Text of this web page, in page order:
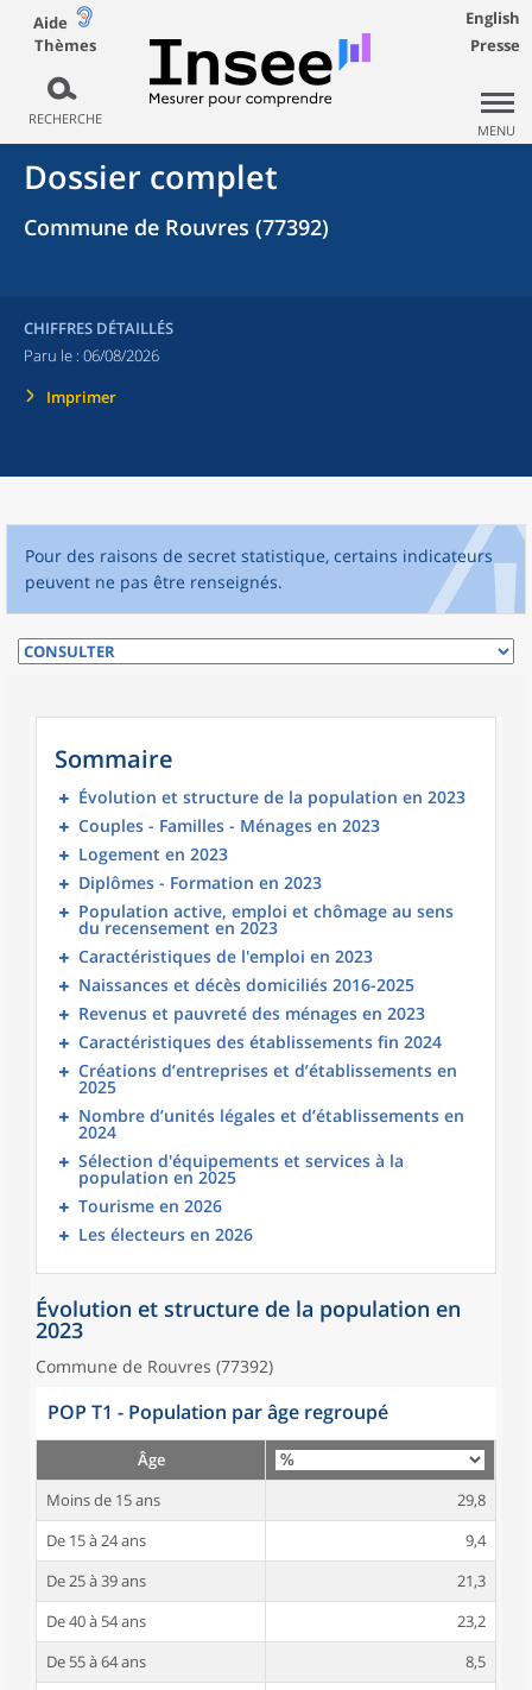
Aide
Thèmes
RECHERCHE
English
Presse
MENU
Dossier complet
Commune de Rouvres (77392)
CHIFFRES DÉTAILLÉS
Paru le : 06/08/2026
Imprimer
Pour des raisons de secret statistique, certains indicateurs
peuvent ne pas être renseignés.
Sommaire
Évolution et structure de la population en 2023
Couples - Familles - Ménages en 2023
Logement en 2023
Diplômes - Formation en 2023
Population active, emploi et chômage au sens
du recensement en 2023
Caractéristiques de l'emploi en 2023
Naissances et décès domiciliés 2016-2025
Revenus et pauvreté des ménages en 2023
Caractéristiques des établissements fin 2024
Créations d’entreprises et d’établissements en
2025
Nombre d’unités légales et d’établissements en
2024
Sélection d'équipements et services à la
population en 2025
Tourisme en 2026
Les électeurs en 2026
Évolution et structure de la population en
2023
Commune de Rouvres (77392)
POP T1 - Population par âge regroupé
Âge
Moins de 15 ans
29,8
De 15 à 24 ans
9,4
De 25 à 39 ans
21,3
De 40 à 54 ans
23,2
De 55 à 64 ans
8,5